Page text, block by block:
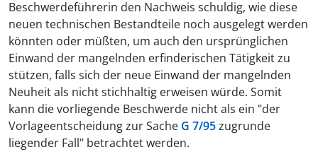
Beschwerdeführerin den Nachweis schuldig, wie diese
neuen technischen Bestandteile noch ausgelegt werden
könnten oder müßten, um auch den ursprünglichen
Einwand der mangelnden erfinderischen Tätigkeit zu
stützen, falls sich der neue Einwand der mangelnden
Neuheit als nicht stichhaltig erweisen würde. Somit
kann die vorliegende Beschwerde nicht als ein "der
Vorlageentscheidung zur Sache G 7/95zugrunde
liegender Fall" betrachtet werden.